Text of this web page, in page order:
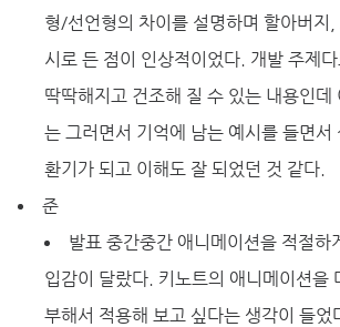
형/선언형의 차이를 설명하며 할아버지,
시로 든 점이 인상적이었다. 개발 주제다
딱딱해지고 건조해 질 수 있는 내용인데
는 그러면서 기억에 남는 예시를 들면서
환기가 되고 이해도 잘 되었던 것 같다.
준
발표 중간중간 애니메이션을 적절하
입감이 달랐다. 키노트의 애니메이션을
부해서 적용해 보고 싶다는 생각이 들었